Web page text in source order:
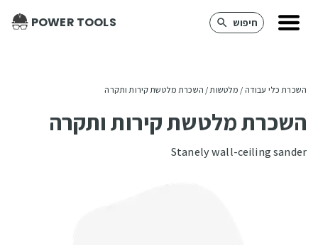
חיפוש POWER TOOLS
השכרת כלי עבודה / מלטשות / השכרת מלטשת קירות ותקרה
השכרת מלטשת קירות ותקרה
Stanely wall-ceiling sander